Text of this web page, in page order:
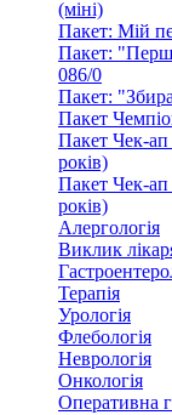
(міні)
Пакет: Мій
Пакет:
086/0
Пакет:
Пакет
Пакет Чек-
років)
Пакет Чек-
років)
Алергологія
Виклик
Терапія
Урологія
Флебологія
Неврологія
Онкологія
Оперативна